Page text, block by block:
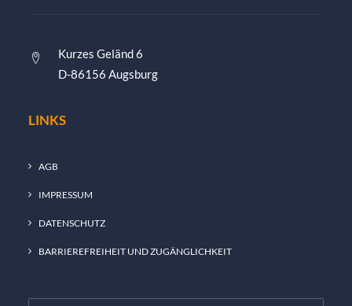
Kurzes Geländ 6
D-86156 Augsburg
LINKS
AGB
IMPRESSUM
DATENSCHUTZ
BARRIEREFREIHEIT UND ZUGÄNGLICHKEIT